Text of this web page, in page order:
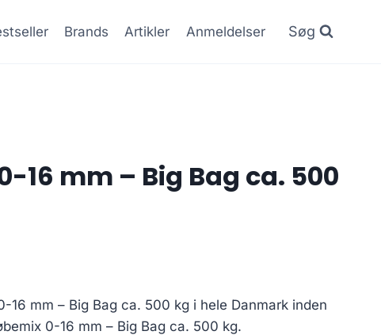
Brands Artikler Anmeldelser Søg
16 mm – Big Bag ca. 500
16 mm – Big Bag ca. 500 kg i hele Danmark inden
0-16 mm – Big Bag ca. 500 kg.